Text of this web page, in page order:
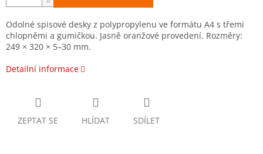
Odolné spisové desky z polypropylenu ve formátu A4 s třemi
chlopněmi a gumičkou. Jasně oranžové provedení. Rozměry:
249 × 320 × 5–30 mm.
Detailní informace
ZEPTAT SE HLÍDAT SDÍLET